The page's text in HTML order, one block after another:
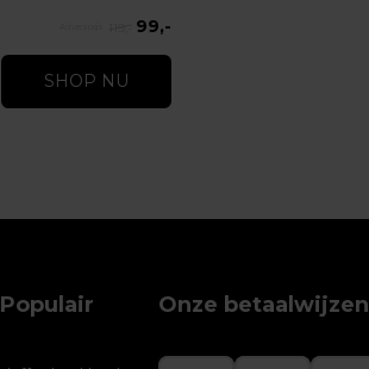
99,-
SHOP NU
Populair Onze betaalwijzen